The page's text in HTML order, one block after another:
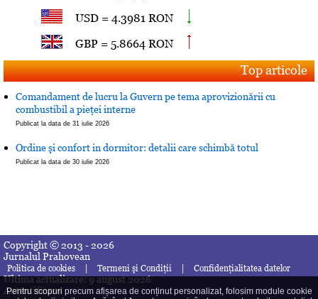
USD = 4.3981 RON
GBP = 5.8664 RON
Top articole
Comandament de lucru la Guvern pe tema aprovizionării cu
combustibil a pieţei interne
Publicat la data de 31 iulie 2026
Ordine şi confort in dormitor: detalii care schimbă totul
Publicat la data de 30 iulie 2026
Copyright © 2013 - 2026
Jurnalul Prahovean
Politica de cookies | Termeni şi Condiţii | Confidenţialitatea datelor
Ultima actualizare: 9 august 2026
Autentificare
Pentru scopuri precum afișarea de conținut personalizat, folosim module cookie